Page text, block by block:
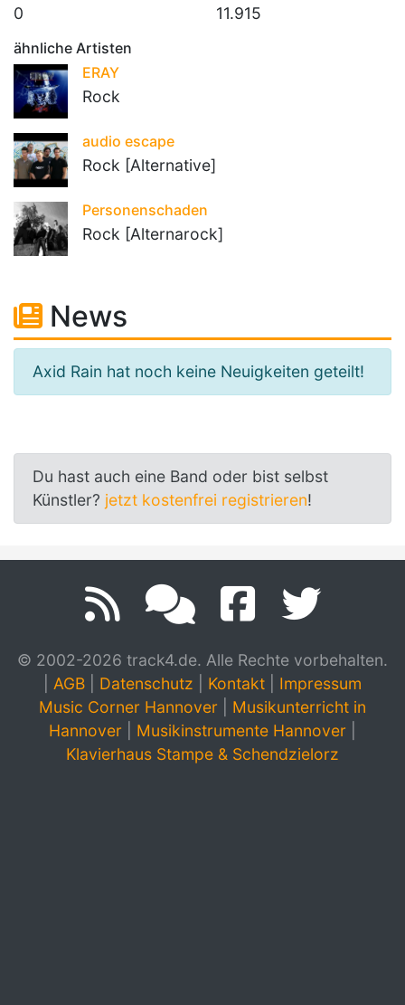
0
11.915
ähnliche Artisten
ERAY
Rock
audio escape
Rock [Alternative]
Personenschaden
Rock [Alternarock]
News
Axid Rain hat noch keine Neuigkeiten geteilt!
Du hast auch eine Band oder bist selbst
Künstler? jetzt kostenfrei registrieren!
© 2002-2026 track4.de. Alle Rechte vorbehalten.
AGB Datenschutz Kontakt
Impressum
Music Corner Hannover
Musikunterricht in
Hannover
Musikinstrumente Hannover
Klavierhaus Stampe & Schendzielorz